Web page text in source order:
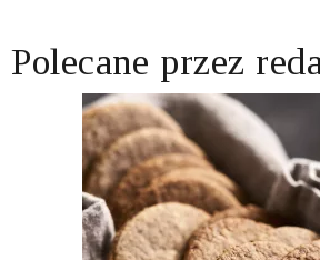
Polecane przez